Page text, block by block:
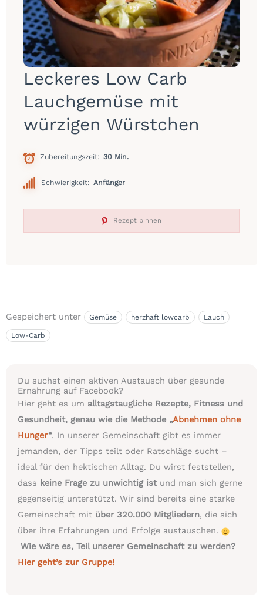
Leckeres Low Carb
Lauchgemüse mit
würzigen Würstchen
Zubereitungszeit 30 Min.
Schwierigkeit: Anfänger
Rezept pinnen
Gespeichert unter Gemüse herzhaft lowcarb Lauch
Low-Carb
Du suchst einen aktiven Austausch über gesunde
Ernährung auf Facebook?
Hier geht es um alltagstaugliche Rezepte, Fitness und
Gesundheit, genau wie die Methode „Abnehmen ohne
Hunger“. In unserer Gemeinschaft gibt es immer
jemanden, der Tipps teilt oder Ratschläge sucht –
ideal für den hektischen Alltag. Du wirst feststellen,
dass keine Frage zu unwichtig istund man sich gerne
gegenseitig unterstützt. Wir sind bereits eine starke
Gemeinschaft mit über 320.000 Mitgliedern, die sich
über ihre Erfahrungen und Erfolge austauschen.
Wie wäre es, Teil unserer Gemeinschaft zu werden?
Hier geht’s zur Gruppe!